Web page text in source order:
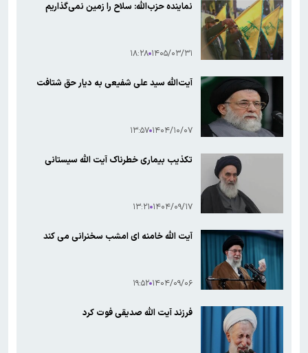
شده است
جزئیات جدید افزایش سنوات بازنشستگی/ چه کسانی باید بیشتر کار کنند و
چه افرادی معاف هستند؟
نماینده حزب‌الله: سلاح را زمین نمی‌گذاریم
۱۴۰۵/۰۳/۳۱ ۱۸:۲۸
آیت‌الله سید علی شفیعی به دیار حق شتافت
۱۴۰۴/۱۰/۰۷ ۱۳:۵۷
تکذیب بیماری خطرناک آیت الله سیستانی
۱۴۰۴/۰۹/۱۷ ۱۳:۲۱
آیت الله خامنه ای امشب سخنرانی می کند
۱۴۰۴/۰۹/۰۶ ۱۹:۵۲
فرزند آیت الله صدیقی فوت کرد